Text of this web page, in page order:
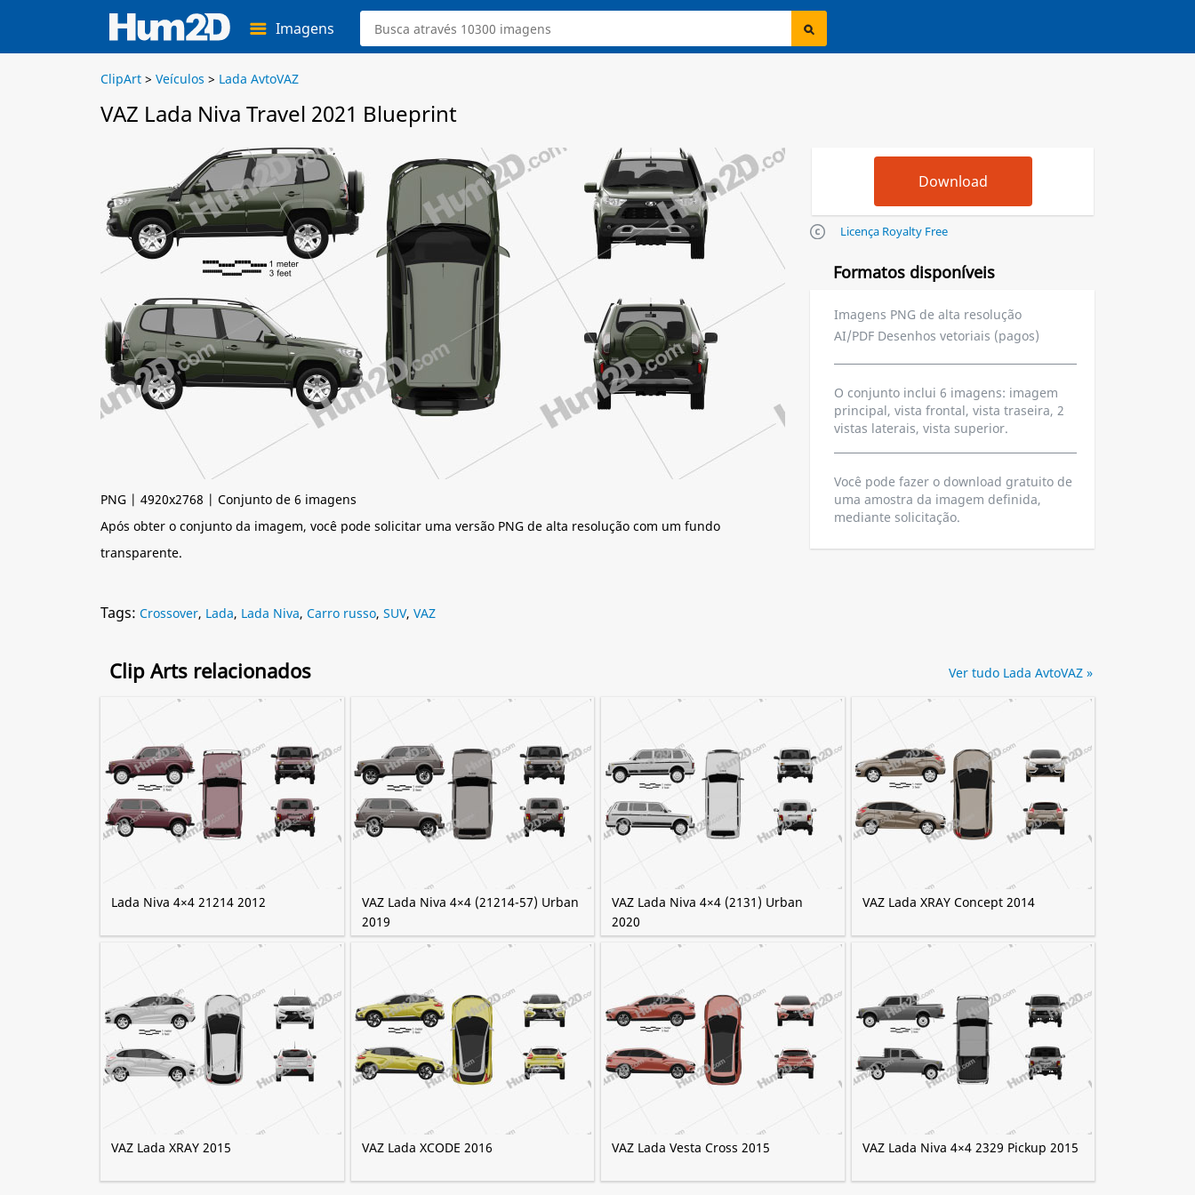
Imagens
ClipArt > Veículos > Lada AvtoVAZ
VAZ Lada Niva Travel 2021 Blueprint
PNG | 4920x2768 | Conjunto de 6 imagens
Após obter o conjunto da imagem, você pode solicitar uma versão PNG de alta resolução com um fundo
transparente.
Licença Royalty Free
Formatos disponíveis
Imagens PNG de alta resolução
AI/PDF Desenhos vetoriais (pagos)
O conjunto inclui 6 imagens: imagem
principal, vista frontal, vista traseira, 2
vistas laterais, vista superior.
Você pode fazer o download gratuito de
uma amostra da imagem definida,
mediante solicitação.
Tags: Crossover, Lada, Lada Niva, Carro russo, SUV, VAZ
Clip Arts relacionados
Lada Niva 4×4 21214 2012
VAZ Lada Niva 4×4 (21214-57) Urban
2019
VAZ Lada Niva 4×4 (2131) Urban
2020
VAZ Lada XRAY Сoncept 2014
VAZ Lada XRAY 2015 VAZ Lada XCODE 2016 VAZ Lada Vesta Cross 2015 VAZ Lada Niva 4×4 2329 Pickup 2015
Ver tudo Lada AvtoVAZ »